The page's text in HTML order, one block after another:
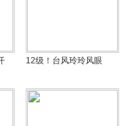
12级！台风玲玲风眼